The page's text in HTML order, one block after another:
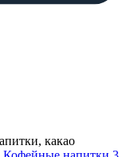
какао